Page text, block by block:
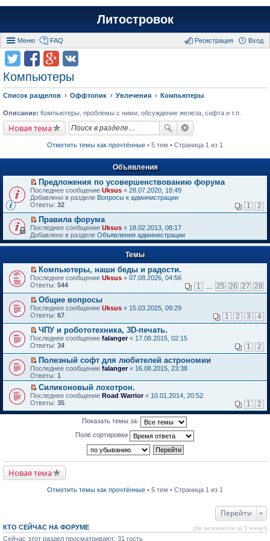
Литостровок
Меню FAQ Вход
Регистрация
Компьютеры
Список разделов Оффтопик Увлечения Компьютеры
Описание: Компьютеры, проблемы с ними, обсуждение железа, софта и т.п.
Новая тема
Отметить темы как прочтённые • 5 тем • Страница 1 из 1
Объявления
П
е
р
й
т
и
к
п
в
о
м
у
н
е
п
р
о
ч
и
т
а
н
н
о
м
у
с
о
о
Предложения по усовершенствованию форума
Последнее сообщение Uksus « 28.07.2020, 18:49
Добавлено в разделе Вопросы к администрации
Ответы: 32 1 2
П
е
р
е
т
и
к
п
р
в
о
м
у
е
п
р
о
ч
и
т
а
н
н
о
щ
е
н
Правила форума
Последнее сообщение Uksus « 18.02.2013, 08:17
Добавлено в разделе Объявления администрации
Темы
П
е
е
й
т
и
к
е
р
в
о
м
у
н
е
п
р
о
о
м
у
н
и
Компьютеры, наши беды и радости.
Последнее сообщение Uksus « 07.08.2026, 04:56
Ответы: 544 1 25 26 27 28
П
е
е
т
и
к
п
е
р
в
о
м
у
н
т
а
н
о
о
б
Общие вопросы
Последнее сообщение Uksus « 15.03.2025, 09:29
Ответы: 67 1 2 3 4
П
е
е
й
т
и
к
п
е
в
р
о
ч
о
м
у
ЧПУ и робототехника, 3D-печать.
Последнее сообщение falanger« 17.08.2015, 02:15
Ответы: 34 1 2
П
е
р
е
й
т
и
м
у
н
е
т
а
Полезный софт для любителей астрономии
Последнее сообщение falanger« 16.08.2015, 23:38
Ответы: 1
П
е
е
р
в
о
р
о
ч
Силиконовый лохотрон.
Последнее сообщение Road Warrior« 10.01.2014, 20:52
Ответы: 35 1 2
Показать темы за:
Поле сортировки
Новая тема
Отметить темы как прочтённые • 5 тем • Страница 1 из 1
Перейти
КТО СЕЙЧАС НА ФОРУМЕ (по активности за 5 минут)
Сейчас этот раздел просматривают: 31 гость